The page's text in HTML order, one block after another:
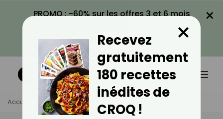
PROMO : -60% sur les offres 3 et 6 mois
VOIR LA PROMO
×
Accueil Actus Recettes Chaï Latte
Recevez
gratuitement
180 recettes
inédites de
CROQ !
×